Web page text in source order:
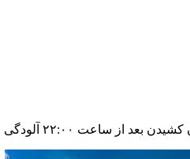
آلودگی صوتی محسوب می‌شود.